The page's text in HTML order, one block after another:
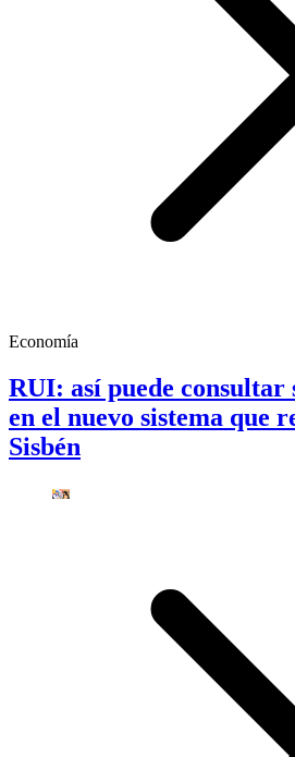
Economía
RUI: así puede consultar
en el nuevo sistema que
Sisbén